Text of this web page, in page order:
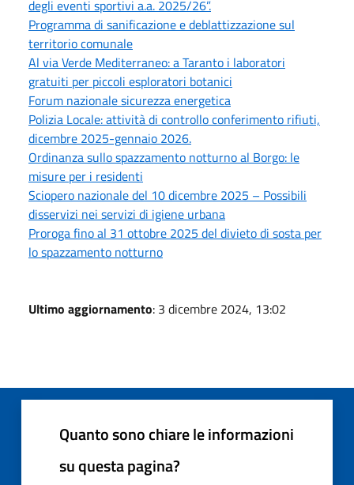
degli eventi sportivi a.a. 2025/26”.
Programma di sanificazione e deblattizzazione sul
territorio comunale
Al via Verde Mediterraneo: a Taranto i laboratori
gratuiti per piccoli esploratori botanici
Forum nazionale sicurezza energetica
Polizia Locale: attività di controllo conferimento rifiuti,
dicembre 2025-gennaio 2026.
Ordinanza sullo spazzamento notturno al Borgo: le
misure per i residenti
Sciopero nazionale del 10 dicembre 2025 – Possibili
disservizi nei servizi di igiene urbana
Proroga fino al 31 ottobre 2025 del divieto di sosta per
lo spazzamento notturno
Ultimo aggiornamento: 3 dicembre 2024, 13:02
Quanto sono chiare le informazioni
su questa pagina?